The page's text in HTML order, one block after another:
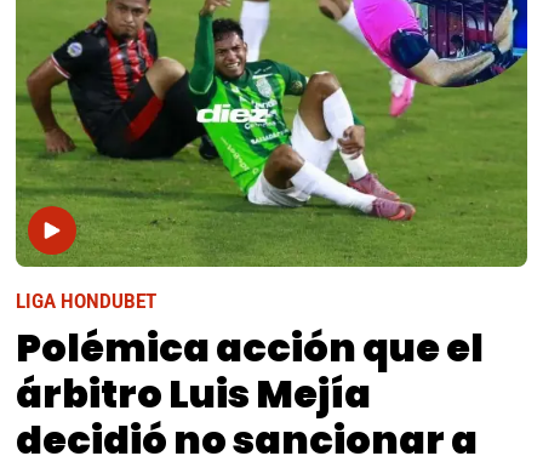
LIGA HONDUBET
Polémica acción que el
árbitro Luis Mejía
decidió no sancionar a